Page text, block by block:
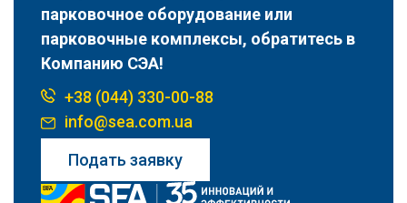
парковочное оборудование или
парковочные комплексы, обратитесь в
Компанию СЭА!
+38 (044) 330-00-88
info@sea.com.ua
Подать заявку